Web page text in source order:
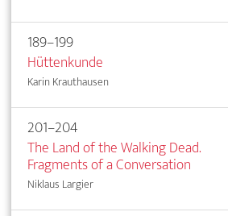
189–199
Hüttenkunde
Karin Krauthausen
201–204
The Land of the Walking Dead.
Fragments of a Conversation
Niklaus Largier